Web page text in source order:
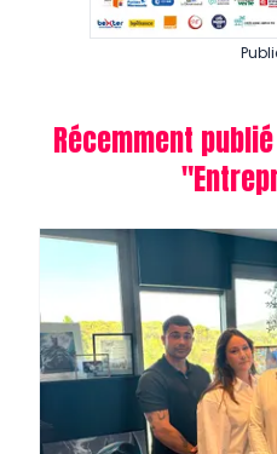
Récemment
"